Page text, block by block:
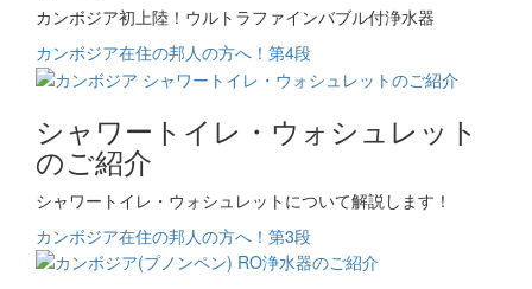
カンボジア初上陸！ウルトラファインバブル付浄水器
カンボジア在住の邦人の方へ！第4段
シャワートイレ・ウォシュレット
のご紹介
シャワートイレ・ウォシュレットについて解説します！
カンボジア在住の邦人の方へ！第3段